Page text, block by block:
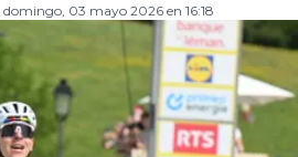
domingo, 03 mayo 2026 en 16:18